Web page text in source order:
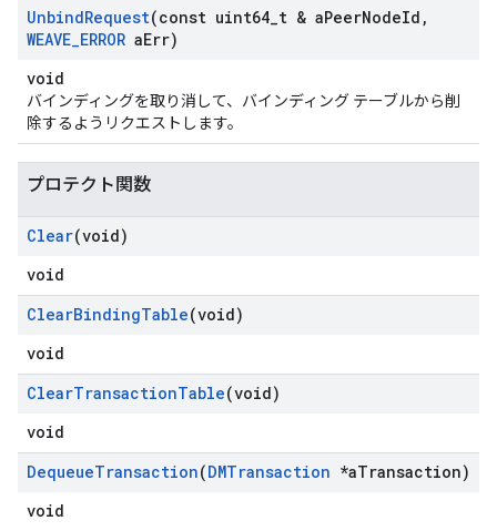
UnbindRequest(const uint64 t & aPeerNodeId ,
WEAVE_ERROR aErr)
void
バインディングを取り消して、バインディング テーブルから削
除するようリクエストします。
プロテクト関数
Clear(void)
void
ClearBindingTable(void)
void
ClearTransactionTable(void)
void
DequeueTransaction(DMTransaction *aTransaction)
void